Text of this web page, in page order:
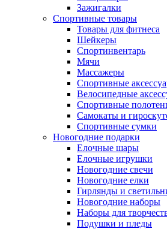
Зажигалки
Спортивные товары
Товары для фитнеса
Шейкеры
Спортинвентарь
Мячи
Массажеры
Спортивные
Велосипедные
Спортивные
Самокаты и
Спортивные сумки
Новогодние подарки
Елочные шары
Елочные игрушки
Новогодние свечи
Новогодние елки
Гирлянды и
Новогодние наборы
Наборы для
Подушки и пледы